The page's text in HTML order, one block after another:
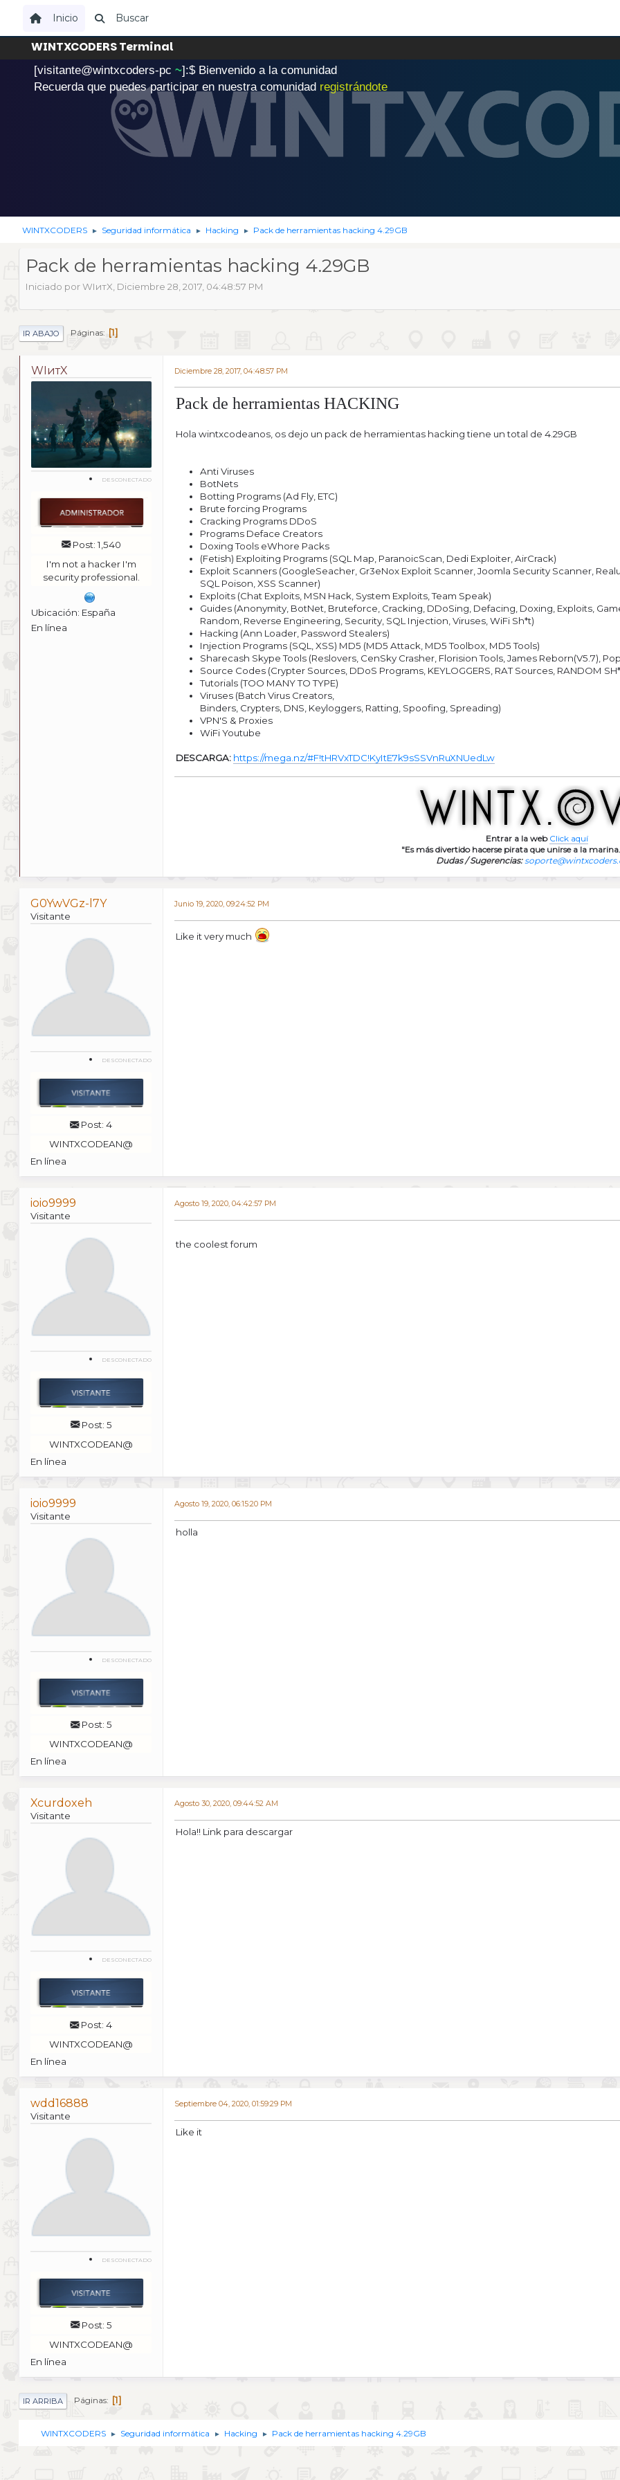
Inicio Buscar
WINTXCODERS Terminal
[visitante@wintxcoders-pc ~]:$ .Bienvenido a la comunidad
Recuerda que puedes participar en nuestra comunidad registrándote
WINTXCODERS ► Seguridad informática ► Hacking ► Pack de herramientas hacking 4.29GB
Pack de herramientas hacking 4.29GB
Iniciado por WIитX, Diciembre 28, 2017, 04:48:57 PM
IR ABAJO Páginas 1
WIитX
DESCONECTADO
Post: 1,540
I'm not a hacker I'm
security professional.
Ubicación: España
En línea
Diciembre 28, 2017, 04:48:57 PM
Pack de herramientas HACKING
Hola wintxcodeanos, os dejo un pack de herramientas hacking tiene un total de 4.29GB
Anti Viruses
BotNets
Botting Programs (Ad Fly, ETC)
Brute forcing Programs
Cracking Programs DDoS
Programs Deface Creators
Doxing Tools eWhore Packs
(Fetish) Exploiting Programs (SQL Map, ParanoicScan, Dedi Exploiter, AirCrack)
Exploit Scanners (GoogleSeacher, Gr3eNox Exploit Scanner, Joomla Security Scanner,
SQL Poison, XSS Scanner)
Exploits (Chat Exploits, MSN Hack, System Exploits, Team Speak)
Guides (Anonymity, BotNet, Bruteforce, Cracking, DDoSing, Defacing, Doxing, Exploits,
Random, Reverse Engineering, Security, SQL Injection, Viruses, WiFi Sh*t)
Hacking (Ann Loader, Password Stealers)
Injection Programs (SQL, XSS) MD5 (MD5 Attack, MD5 Toolbox, MD5 Tools)
Sharecash Skype Tools (Reslovers, CenSky Crasher, Florision Tools, James Reborn(V5.7),
Source Codes (Crypter Sources, DDoS Programs, KEYLOGGERS, RAT Sources, RANDOM
Tutorials (TOO MANY TO TYPE)
Viruses (Batch Virus Creators,
Binders, Crypters, DNS, Keyloggers, Ratting, Spoofing, Spreading)
VPN'S & Proxies
WiFi Youtube
DESCARGA: https://mega.nz/#F!tHRVxTDC!KyItE7k9sSSVnRuXNUedLw
Entrar a la web Click aquí
"Es más divertido hacerse pirata que unirse a la
Dudas / Sugerencias:
G0YwVGz-l7Y
Visitante
DESCONECTADO
Post: 4
WINTXCODEAN@
En línea
Junio 19, 2020, 09:24:52 PM
Like it very much
ioio9999
Visitante
DESCONECTADO
Post: 5
WINTXCODEAN@
En línea
Agosto 19, 2020, 04:42:57 PM
the coolest forum
ioio9999
Visitante
DESCONECTADO
Post: 5
WINTXCODEAN@
En línea
Agosto 19, 2020, 06:15:20 PM
holla
Xcurdoxeh
Visitante
DESCONECTADO
Post: 4
WINTXCODEAN@
En línea
Agosto 30, 2020, 09:44:52 AM
Hola!! Link para descargar
wdd16888
Visitante
DESCONECTADO
Post: 5
WINTXCODEAN@
En línea
Septiembre 04, 2020, 01:59:29 PM
Like it
IR ARRIBA Páginas 1
WINTXCODERS ► Seguridad informática ► Hacking ► Pack de herramientas hacking 4.29GB